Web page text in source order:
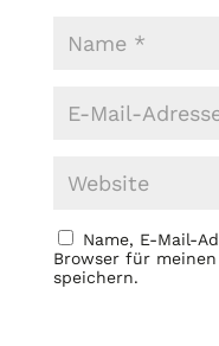
Name, E-Mail-
Browser für
speichern.